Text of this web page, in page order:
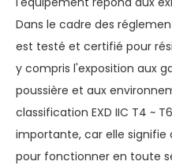
Dans le cadre des
est testé et certifié pour
y compris l'exposition aux
poussière et aux
classification EXD IIC T4 ~
importante, car elle
pour fonctionner en toute